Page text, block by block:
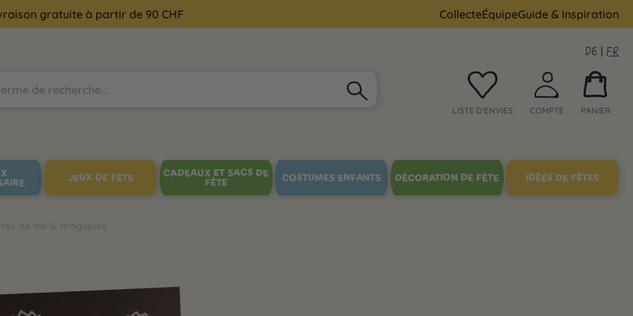
gratuite à partir de 90 CHF CollecteÉquipeGuide & Inspiration
DE | FR
LISTE D'ENVIES COMPTE PANIER
JEUX DE FÊTE
CADEAUX ET SACS DE
FÊTE
COSTUMES ENFANTS DÉCORATION DE FÊTE IDÉES DE FÊTES
de fée & magiques